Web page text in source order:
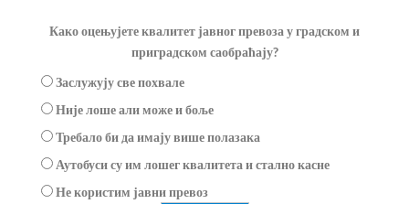
Како оцењујете квалитет јавног превоза у градском и
приградском саобраћају?
Заслужују све похвале
Није лоше али може и боље
Требало би да имају више полазака
Аутобуси су им лошег квалитета и стално касне
Не користим јавни превоз